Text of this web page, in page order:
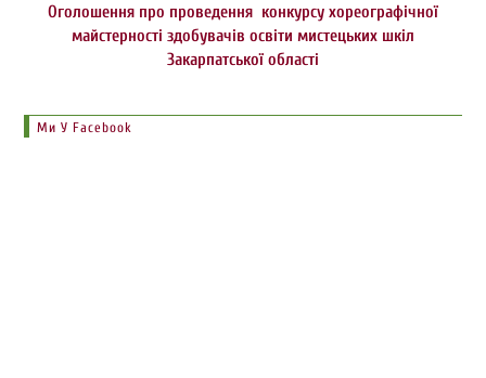
Оголошення про проведення конкурсу хореографічної
майстерності здобувачів освіти мистецьких шкіл
Закарпатської області
Ми У Facebook